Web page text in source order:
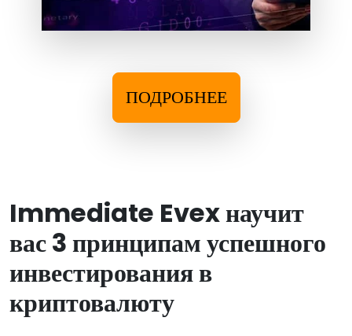
ПОДРОБНЕЕ
Immediate Evex научит
вас 3 принципам успешного
инвестирования в
криптовалюту